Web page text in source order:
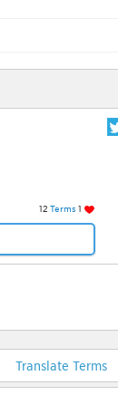
12 Terms 1
Translate Terms